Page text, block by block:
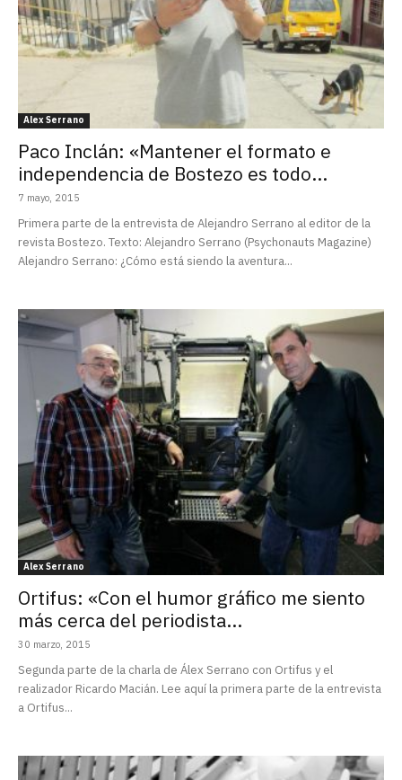
Alex Serrano
Paco Inclán: «Mantener el formato e
independencia de Bostezo es todo...
7 mayo, 2015
Primera parte de la entrevista de Alejandro Serrano al editor de la
revista Bostezo. Texto: Alejandro Serrano (Psychonauts Magazine)
Alejandro Serrano: ¿Cómo está siendo la aventura...
Alex Serrano
Ortifus: «Con el humor gráfico me siento
más cerca del periodista...
30 marzo, 2015
Segunda parte de la charla de Álex Serrano con Ortifus y el
realizador Ricardo Macián. Lee aquí la primera parte de la entrevista
a Ortifus...